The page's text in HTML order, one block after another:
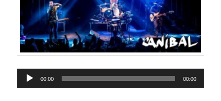
Reproductor
d'àudio
00:00 00:00